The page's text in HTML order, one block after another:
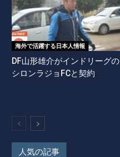
海外で活躍する日本人情報
DF山形雄介がインドリーグの
シロンラジョFCと契約
人気の記事